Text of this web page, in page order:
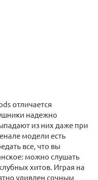
отличается
надежно
из них даже при
модели есть
все, что вы
можно слушать
хитов. Играя на
удивлен сочным